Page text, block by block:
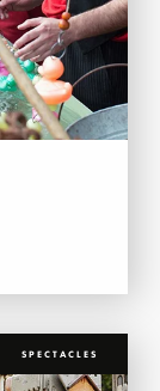
SPECTACLES